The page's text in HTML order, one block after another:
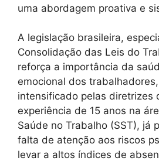
uma abordagem proativa e
A legislação brasileira,
Consolidação das Leis do
reforça a importância da
emocional dos
intensificado pelas diretrizes
experiência de 15 anos na
Saúde no Trabalho (SST), já
falta de atenção aos riscos
levar a altos índices de